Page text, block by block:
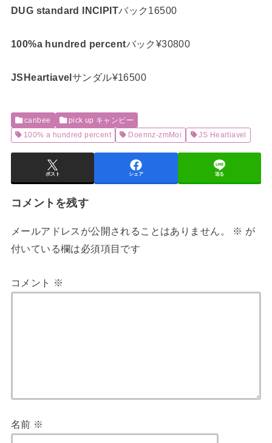
DUG standard INCIPITバック16500
100%a hundred percentバック¥30800
JSHeartiavel サンダル¥16500
canbee
pick up キャンビー
100% a hundred percent
Doennz-zmMoi JS Heartiavel
ポスト シェア 送る
コメントを残す
メールアドレスが公開されることはありません。 ※ が
付いている欄は必須項目です
コメント ※
名前 ※